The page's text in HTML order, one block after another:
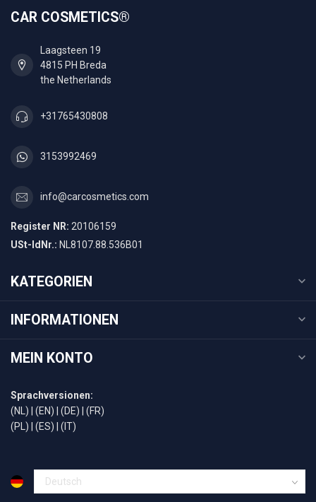
CAR COSMETICS®
Laagsteen 19
4815 PH Breda
the Netherlands
+31765430808
3153992469
info@carcosmetics.com
Register NR: 20106159
USt-IdNr.: NL8107.88.536B01
KATEGORIEN
INFORMATIONEN
MEIN KONTO
Sprachversionen:
(NL)
(EN) (DE)
(FR)
(PL)
(ES) (IT)